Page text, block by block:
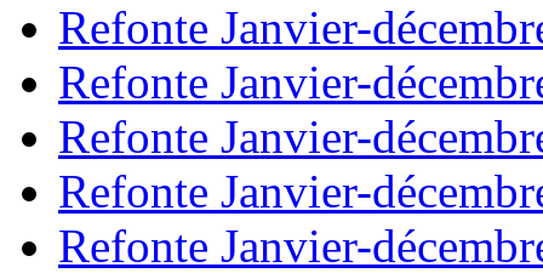
Refonte Janvier-
Refonte Janvier-
Refonte Janvier-
Refonte Janvier-
Refonte Janvier-